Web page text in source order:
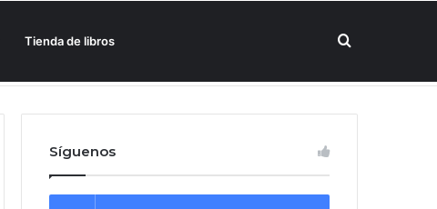
Tienda de libros Buscar
Síguenos